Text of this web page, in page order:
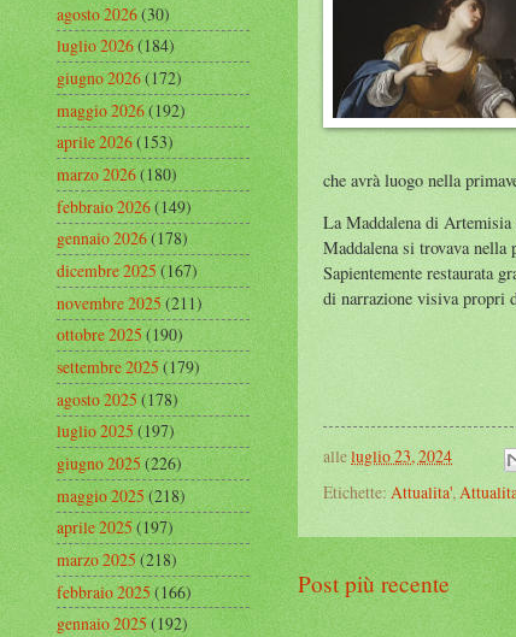
che avrà luogo nella
La Maddalena di
Maddalena si trovava nella
Sapientemente restaurata
di narrazione visiva propri
alleluglio 23, 2024
Etichette: Attualita',
Post più recente
agosto 2026(30)
luglio 2026(184)
giugno 2026(172)
maggio 2026(192)
aprile 2026(153)
marzo 2026(180)
febbraio 2026(149)
gennaio 2026(178)
dicembre 2025(167)
novembre 2025(211)
ottobre 2025(190)
settembre 2025(179)
agosto 2025(178)
luglio 2025(197)
giugno 2025(226)
maggio 2025(218)
aprile 2025(197)
marzo 2025(218)
febbraio 2025(166)
gennaio 2025(192)